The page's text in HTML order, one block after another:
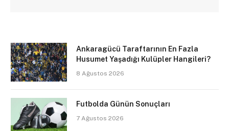
Ankaragücü Taraftarının En Fazla
Husumet Yaşadığı Kulüpler Hangileri?
8 Ağustos 2026
Futbolda Günün Sonuçları
7 Ağustos 2026